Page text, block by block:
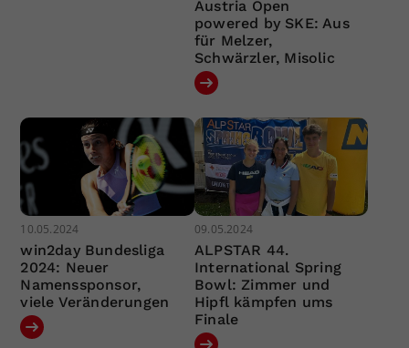
Austria Open
powered by SKE: Aus
für Melzer,
Schwärzler, Misolic
10.05.2024
win2day Bundesliga
2024: Neuer
Namenssponsor,
viele Veränderungen
09.05.2024
ALPSTAR 44.
International Spring
Bowl: Zimmer und
Hipfl kämpfen ums
Finale